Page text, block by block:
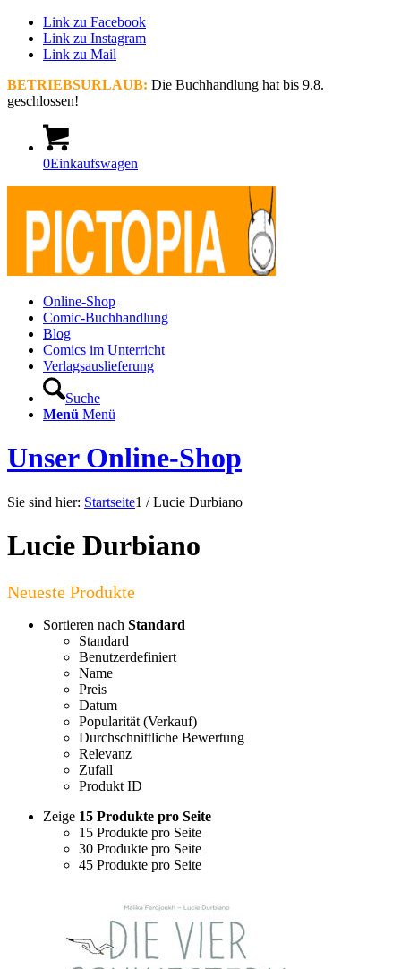
Link zu Facebook
Link zu Instagram
Link zu Mail
BETRIEBSURLAUB: Die Buchhandlung hat bis 9.8.
geschlossen!
0Einkaufswagen
Online-Shop
Comic-Buchhandlung
Blog
Comics im Unterricht
Verlagsauslieferung
Suche
Menü Menü
Unser Online-Shop
Sie sind hier: Startseite1 / Lucie Durbiano
Lucie Durbiano
Sortieren nach Standard
Standard
Benutzerdefiniert
Name
Preis
Datum
Popularität (Verkauf)
Durchschnittliche Bewertung
Relevanz
Zufall
Produkt ID
Zeige 15 Produkte pro Seite
15 Produkte pro Seite
30 Produkte pro Seite
45 Produkte pro Seite